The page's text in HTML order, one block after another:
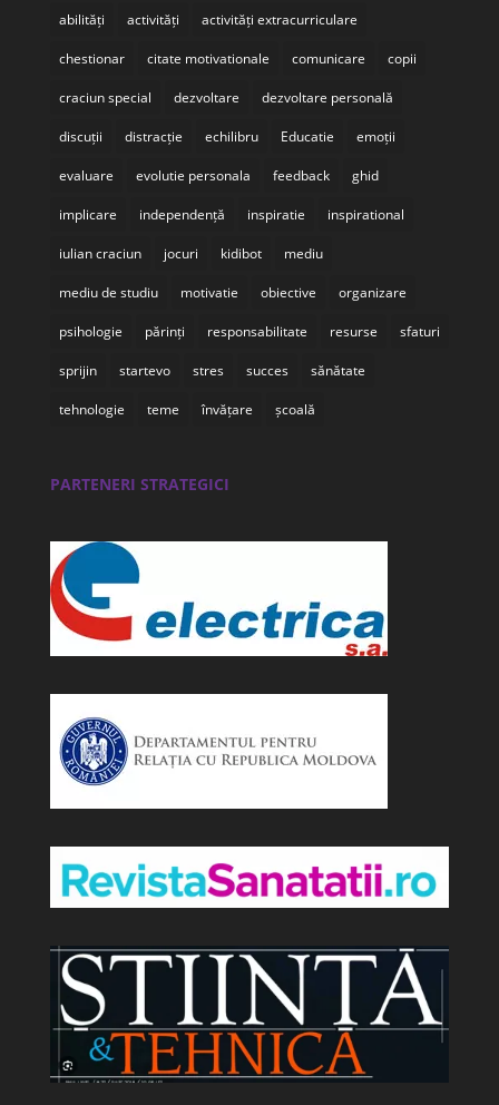
abilități activități activități extracurriculare
chestionar citate motivationale comunicare copii
craciun special dezvoltare dezvoltare personală
discuții distracție echilibru Educatie emoții
evaluare evolutie personala feedback ghid
implicare independență inspiratie inspirational
iulian craciun jocuri kidibot mediu
mediu de studiu motivatie obiective organizare
psihologie părinți responsabilitate resurse sfaturi
sprijin startevo stres succes sănătate
tehnologie teme învățare școală
PARTENERI STRATEGICI